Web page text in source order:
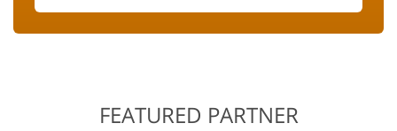
FEATURED PARTNER